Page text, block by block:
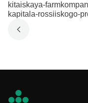
kitaiskaya-
kapitala-rossiiskogo-